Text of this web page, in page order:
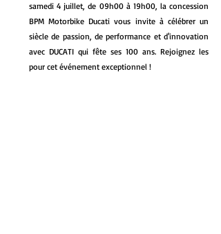
samedi 4 juillet, de 09h00 à 19h00, la concession
BPM Motorbike Ducati vous invite à célébrer un
siècle de passion, de performance et d'innovation
avec DUCATI qui fête ses 100 ans. Rejoignez les
pour cet événement exceptionnel !